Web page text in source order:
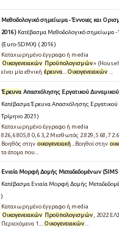
Μεθοδολογικό σημείωμα - Έννοιες και
2016 ) Κατέβασμα Μεθοδολογικό σημείωμα -
(Euro-SDMX) ( 2016 )
Καταχωρημένο έγγραφο ή media
Οικογενειακών Προϋπολογισμών»
είναι μία εθνική έρευνα... Οικογενειακών ...
Έρευνα Απασχόλησης Εργατικού Δυναμικού
Κατέβασμα Έρευνα Απασχόλησης Εργατικού
Τρίμηνο 2021 )
Καταχωρημένο έγγραφο ή media
826,6 805,8 0,6 3,2 Μισθωτός 2.829,5 68,7
Βοηθός στην οικογενειακή ...Βοηθοί στην
τα άτομα που...
Ενιαία Μορφή Δομής Μεταδεδομένων (SIMS
Κατέβασμα Ενιαία Μορφή Δομής
)
Καταχωρημένο έγγραφο ή media
Οικογενειακών Προϋπολογισμών , 2022
Περιεχόμενα 1.... Οικογενειακών...